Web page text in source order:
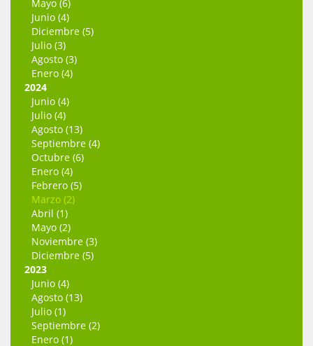
Mayo (6)
Junio (4)
Diciembre (5)
Julio (3)
Agosto (3)
Enero (4)
2024
Junio (4)
Julio (4)
Agosto (13)
Septiembre (4)
Octubre (6)
Enero (4)
Febrero (5)
Marzo (2)
Abril (1)
Mayo (2)
Noviembre (3)
Diciembre (5)
2023
Junio (4)
Agosto (13)
Julio (1)
Septiembre (2)
Enero (1)